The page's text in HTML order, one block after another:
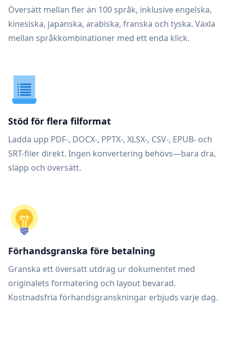
Översätt mellan fler än 100 språk, inklusive engelska,
kinesiska, japanska, arabiska, franska och tyska. Växla
mellan språkkombinationer med ett enda klick.
Stöd för flera filformat
Ladda upp PDF-, DOCX-, PPTX-, XLSX-, CSV-, EPUB- och
SRT-filer direkt. Ingen konvertering behövs—bara dra,
släpp och översätt.
Förhandsgranska före betalning
Granska ett översatt utdrag ur dokumentet med
originalets formatering och layout bevarad.
Kostnadsfria förhandsgranskningar erbjuds varje dag.